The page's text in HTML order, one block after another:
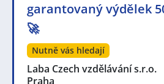
garantovaný výdělek
🚀
Nutně vás hledají
Laba Czech vzdělávání s.r.o.
Praha